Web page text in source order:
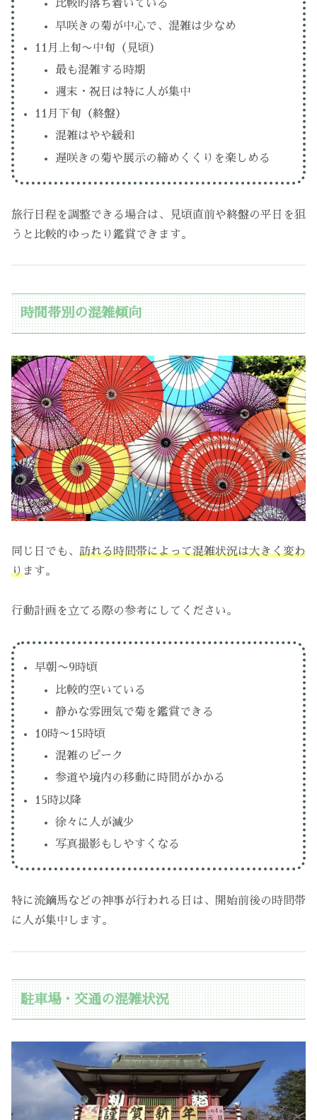
比較的落ち着いている
早咲きの菊が中心で、混雑は少なめ
11月上旬〜中旬（見頃）
最も混雑する時期
週末・祝日は特に人が集中
11月下旬（終盤）
混雑はやや緩和
遅咲きの菊や展示の締めくくりを楽しめる
旅行日程を調整できる場合は、見頃直前や終盤の平日を狙
うと比較的ゆったり鑑賞できます。
時間帯別の混雑傾向
同じ日でも、 訪れる時間帯によって混雑状況は大きく変わ
ります。
行動計画を立てる際の参考にしてください。
早朝〜9時頃
比較的空いている
静かな雰囲気で菊を鑑賞できる
10時〜15時頃
混雑のピーク
参道や境内の移動に時間がかかる
15時以降
徐々に人が減少
写真撮影もしやすくなる
特に流鏑馬などの神事が行われる日は、開始前後の時間帯
に人が集中します。
駐車場・交通の混雑状況